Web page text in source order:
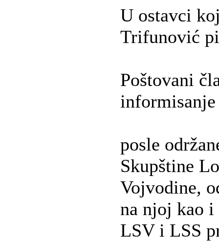
U ostavci
Trifunović
Poštovani
posle
Skupštine
Vojvodine,
na njoj kao i
LSV i LSS